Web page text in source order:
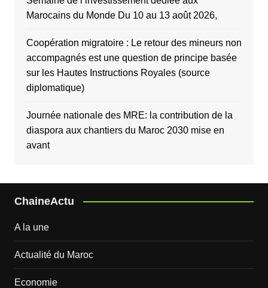
Marocains du Monde Du 10 au 13 août 2026,
Coopération migratoire : Le retour des mineurs non
accompagnés est une question de principe basée
sur les Hautes Instructions Royales (source
diplomatique)
Journée nationale des MRE: la contribution de la
diaspora aux chantiers du Maroc 2030 mise en
avant
ChaineActu
A la une
Actualité du Maroc
Economie